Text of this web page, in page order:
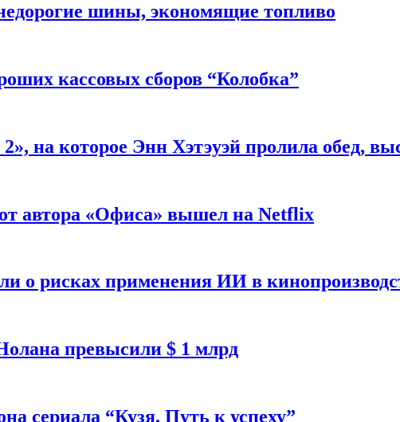
шины, экономящие топливо
кассовых сборов “Колобка”
на которое Энн Хэтэуэй пролила обед,
автора «Офиса» вышел на Netflix
о рисках применения ИИ в
превысили $ 1 млрд
сериала “Кузя. Путь к успеху”